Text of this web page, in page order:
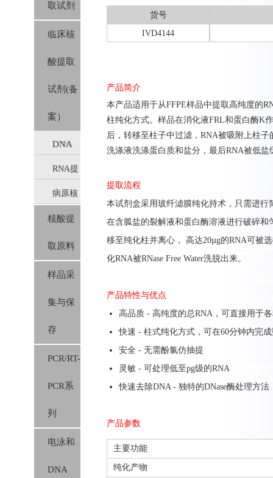
取试剂
临床核
酸提取
试剂(备
案）
DNA
提取
(IVD)
RNA提
取
(IVD)
病原核
酸提取
(IVD)
核酸提
取原料
样品采
集与保
存
PCR/RT-
PCR系
列
电泳和
DNA
货号
IVD4144
产品简介
本产品适用于从FFPE样品中提取高纯度的
柱纯化方式。样品在消化液FRL和蛋白酶K
后，转移至柱子中过滤，RNA被吸附上柱
洗涤液洗涤蛋白质和盐分，最后RNA被低盐
提取流程
本试剂盒采用玻纤滤膜纯化持术，只需进
在含胍盐的裂解液和蛋白酶溶液进行破碎
移至纯化柱并离心， 高达20µg的RNA可被
化RNA被RNase Free Water洗脱出来。
产品特性与优点
高品质 - 高纯度的总RNA，可直接用于
快速 - 柱式纯化方式，可在60分钟内完
安全 - 无需酚氯仿抽提
灵敏 - 可处理低至pg级的RNA
快速去除DNA - 独特的DNase酶处理方
产品参数
主要功能
纯化产物